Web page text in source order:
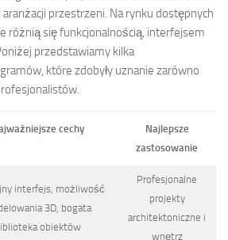
aranżacji przestrzeni. Na rynku dostępnych
różnią się funkcjonalnością, interfejsem
przedstawiamy kilka
które zdobyły uznanie zarówno
cechy
Najlepsze
zastosowanie
interfejs, możliwość
3D, bogata
obiektów
Profesjonalne
projekty
architektoniczne i
wnętrz